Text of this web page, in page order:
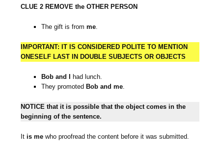
CLUE 2 REMOVE the OTHER PERSON
The gift is fromme.
IMPORTANT: IT IS CONSIDERED POLITE TO MENTION
ONESELF LAST IN DOUBLE SUBJECTS OR OBJECTS
Bob and I
had lunch.
They promoted Bob and me.
NOTICE that it is possible that the object comes in the
beginning of the sentence.
It is me who proofread the content before it was submitted.